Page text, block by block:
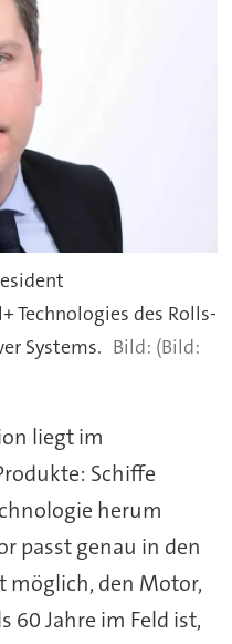
Technologies des Rolls-
Systems.
(Bild:
liegt im
Schiffe
herum
passt genau in den
möglich, den Motor,
60 Jahre im Feld ist,